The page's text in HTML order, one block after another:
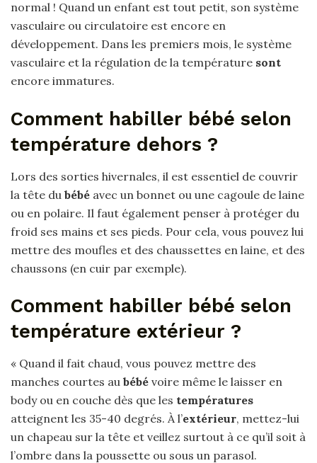
normal ! Quand un enfant est tout petit, son système
vasculaire ou circulatoire est encore en
développement. Dans les premiers mois, le système
vasculaire et la régulation de la température sont
encore immatures.
Comment habiller bébé selon
température dehors ?
Lors des sorties hivernales, il est essentiel de couvrir
la tête du bébé avec un bonnet ou une cagoule de laine
ou en polaire. Il faut également penser à protéger du
froid ses mains et ses pieds. Pour cela, vous pouvez lui
mettre des moufles et des chaussettes en laine, et des
chaussons (en cuir par exemple).
Comment habiller bébé selon
température extérieur ?
« Quand il fait chaud, vous pouvez mettre des
manches courtes au bébé voire même le laisser en
body ou en couche dès que les températures
atteignent les 35-40 degrés. À l’extérieur, mettez-lui
un chapeau sur la tête et veillez surtout à ce qu’il soit à
l’ombre dans la poussette ou sous un parasol.